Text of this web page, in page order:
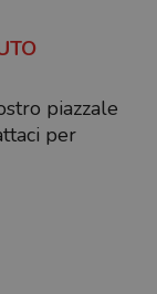
piazzale
per